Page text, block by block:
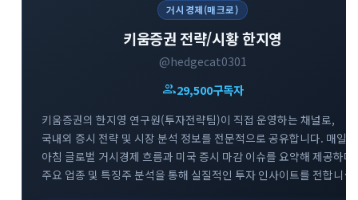
거시경제(매크로)
키움증권 전략/시황 한지영
@hedgecat0301
group29,500구독자
키움증권의 한지영 연구원(투자전략팀)이 직접 운영하는 채널로,
국내외 증시 전략 및 시장 분석 정보를 전문적으로 공유합니다. 매일
아침 글로벌 거시경제 흐름과 미국 증시 마감 이슈를 요약해 제공하며,
주요 업종 및 특징주 분석을 통해 실질적인 투자 인사이트를 전합니다.